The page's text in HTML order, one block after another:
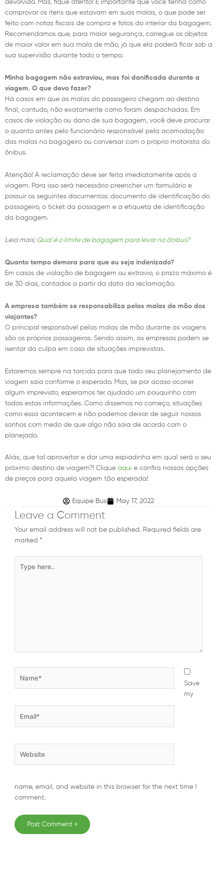
devolvido. Mas, fique atento! É importante que você tenha como
comprovar os itens que estavam em suas malas, o que pode ser
feito com notas fiscais de compra e fotos do interior da bagagem.
Recomendamos que, para maior segurança, carregue os objetos
de maior valor em sua mala de mão, já que ela poderá ficar sob a
sua supervisão durante todo o tempo.
Minha bagagem não extraviou, mas foi danificada durante a
viagem. O que devo fazer?
Há casos em que as malas do passageiro chegam ao destino
final, contudo, não exatamente como foram despachadas. Em
casos de violação ou dano de sua bagagem, você deve procurar
o quanto antes pelo funcionário responsável pela acomodação
das malas no bagageiro ou conversar com o próprio motorista do
ônibus.
Atenção! A reclamação deve ser feita imediatamente após a
viagem. Para isso será necessário preencher um formulário e
possuir os seguintes documentos: documento de identificação do
passageiro, o ticket da passagem e a etiqueta de identificação
da bagagem.
Leia mais: Qual é o limite de bagagem para levar no ônibus?
Quanto tempo demora para que eu seja indenizado?
Em casos de violação de bagagem ou extravio, o prazo máximo é
de 30 dias, contados a partir da data da reclamação.
A empresa também se responsabiliza pelas malas de mão dos
viajantes?
O principal responsável pelas malas de mão durante as viagens
são os próprios passageiros. Sendo assim, as empresas podem se
isentar da culpa em caso de situações imprevistas.
Estaremos sempre na torcida para que todo seu planejamento de
viagem saia conforme o esperado. Mas, se por acaso ocorrer
algum imprevisto, esperamos ter ajudado um pouquinho com
todas estas informações. Como dissemos no começo, situações
como essa acontecem e não podemos deixar de seguir nossos
sonhos com medo de que algo não saia de acordo com o
planejado.
Aliás, que tal aproveitar e dar uma espiadinha em qual será o seu
próximo destino de viagem?! Clique aqui e confira nossas opções
de preços para aquela viagem tão esperada!
Equipe Bus May 17, 2022
Leave a Comment
Your email address will not be published. Required fields are
marked *
here..
Save
my
name, email, and website in this browser for the next time I
comment.